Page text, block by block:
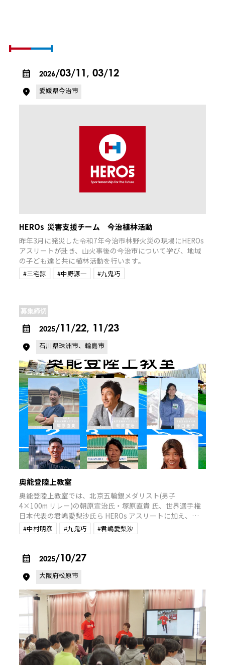
2026/03/11, 03/12
愛媛県今治市
HEROs 災害支援チーム 今治植林活動
昨年3月に発災した令和7年今治市林野火災の現場にHEROs
アスリートが赴き、山火事後の今治市について学び、地域
の子ども達と共に植林活動を行います。
#三宅諒 #中野源一 #九鬼巧
募集締切
2025/11/22, 11/23
石川県珠洲市、輪島市
奥能登陸上教室
奥能登陸上教室では、北京五輪銀メダリスト(男子
4×100m リレー)の朝原宣治氏・塚原直貴 氏、世界選手権
日本代表の君嶋愛梨沙氏ら HEROs アスリートに加え、日
本陸上競技連盟(JAAF)の協 力によりロンドン五輪日本代表
の九鬼巧氏、ロンドン・リオデジャネイロ五輪日本代表の
む 100 名以上の小中高校生を中心に、トップアス リートに
よる直接指導を通じて、子どもたちに夢と希望を届けま
す。
#中村明彦 #九鬼巧 #君嶋愛梨沙
2025/10/27
大阪府松原市